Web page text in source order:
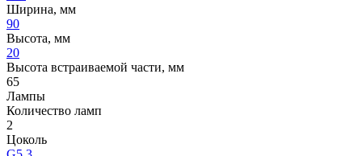
Ширина, мм
90
Высота, мм
20
Высота встраиваемой части, мм
65
Лампы
Количество ламп
2
Цоколь